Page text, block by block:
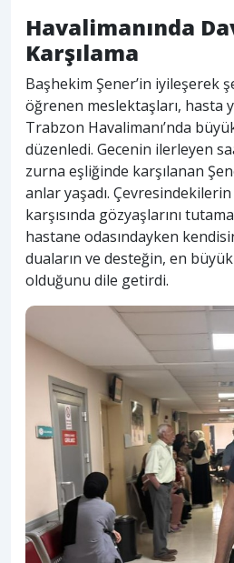
Havalimanında
Karşılama
Başhekim Şener’in iyileşerek
öğrenen meslektaşları, hasta
Trabzon Havalimanı’nda
düzenledi. Gecenin ilerleyen
zurna eşliğinde karşılanan
anlar yaşadı.
karşısında gözyaşlarını
hastane odasındayken
duaların ve desteğin, en
olduğunu dile getirdi.